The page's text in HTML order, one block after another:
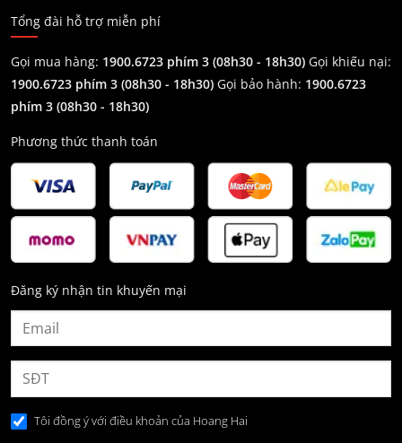
Tổng đài hỗ trợ miễn phí
Gọi mua hàng: 1900.6723 phím 3 (08h30 - 18h30) Gọi khiếu nại:
1900.6723 phím 3 (08h30 - 18h30) Gọi bảo hành: 1900.6723
phím 3 (08h30 - 18h30)
Phương thức thanh toán
Đăng ký nhận tin khuyến mại
Tôi đồng ý với điều khoản của Hoang Hai